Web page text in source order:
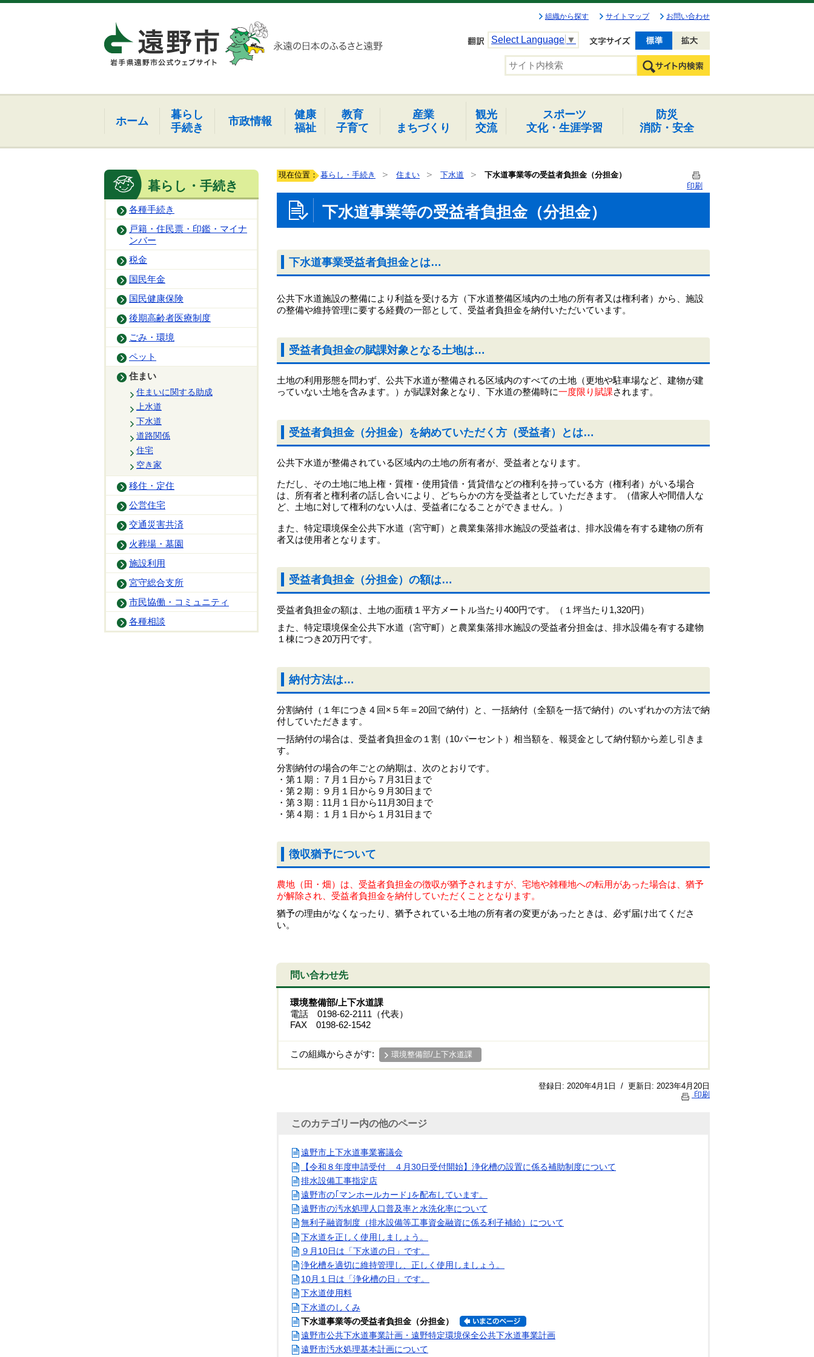
組織から探す サイトマップ お問い合わせ
Select Language ▼ 文字を小さく
ホーム
暮らし
手続き
市政情報
健康
福祉
教育
子育て
産業
まちづくり
観光
交流
スポーツ
文化・生涯学習
防災
消防・安全
暮らし・手続き
各種手続き
戸籍・住民票・印鑑・マイナ
ンバー
税金
国民年金
国民健康保険
後期高齢者医療制度
ごみ・環境
ペット
住まい
住まいに関する助成
上水道
下水道
道路関係
住宅
空き家
移住・定住
公営住宅
交通災害共済
火葬場・墓園
施設利用
宮守総合支所
市民協働・コミュニティ
各種相談
現在位置： 暮らし・手続き 住まい 下水道
下水道事業等の受益者負担金（分担金）
印刷
下水道事業等の受益者負担金（分担金）
下水道事業受益者負担金とは…
公共下水道施設の整備により利益を受ける方（下水道整備区域内の土地の所有者又は権利者）から、施設
の整備や維持管理に要する経費の一部として、受益者負担金を納付いただいています。
受益者負担金の賦課対象となる土地は…
土地の利用形態を問わず、公共下水道が整備される区域内のすべての土地（更地や駐車場など、建物が建
っていない土地を含みます。）が賦課対象となり、下水道の整備時に一度限り賦課されます。
受益者負担金（分担金）を納めていただく方（受益者）とは…
公共下水道が整備されている区域内の土地の所有者が、受益者となります。
ただし、その土地に地上権・質権・使用貸借・賃貸借などの権利を持っている方（権利者）がいる場合
は、所有者と権利者の話し合いにより、どちらかの方を受益者としていただきます。（借家人や間借人な
ど、土地に対して権利のない人は、受益者になることができません。）
また、特定環境保全公共下水道（宮守町）と農業集落排水施設の受益者は、排水設備を有する建物の所有
者又は使用者となります。
受益者負担金（分担金）の額は…
受益者負担金の額は、土地の面積１平方メートル当たり400円です。（１坪当たり1,320円）
また、特定環境保全公共下水道（宮守町）と農業集落排水施設の受益者分担金は、排水設備を有する建物
１棟につき20万円です。
納付方法は…
分割納付（１年につき４回×５年＝20回で納付）と、一括納付（全額を一括で納付）のいずれかの方法で納
付していただきます。
一括納付の場合は、受益者負担金の１割（10パーセント）相当額を、報奨金として納付額から差し引きま
す。
分割納付の場合の年ごとの納期は、次のとおりです。
・第１期：７月１日から７月31日まで
・第２期：９月１日から９月30日まで
・第３期：11月１日から11月30日まで
・第４期：１月１日から１月31日まで
徴収猶予について
農地（田・畑）は、受益者負担金の徴収が猶予されますが、宅地や雑種地への転用があった場合は、猶予
が解除され、受益者負担金を納付していただくこととなります。
猶予の理由がなくなったり、猶予されている土地の所有者の変更があったときは、必ず届け出てくださ
い。
問い合わせ先
環境整備部/上下水道課
電話 0198-62-2111（代表）
FAX 0198-62-1542
この組織からさがす: 環境整備部/上下水道課
登録日: 2020年4月1日 / 更新日: 2023年4月20日
印刷
このカテゴリー内の他のページ
遠野市上下水道事業審議会
【令和８年度申請受付 ４月30日受付開始】浄化槽の設置に係る補助制度について
排水設備工事指定店
遠野市の｢マンホールカード｣を配布しています。
遠野市の汚水処理人口普及率と水洗化率について
無利子融資制度（排水設備等工事資金融資に係る利子補給）について
下水道を正しく使用しましょう。
９月10日は「下水道の日」です。
浄化槽を適切に維持管理し、正しく使用しましょう。
10月１日は「浄化槽の日」です。
下水道使用料
下水道のしくみ
下水道事業等の受益者負担金（分担金）
遠野市公共下水道事業計画・遠野特定環境保全公共下水道事業計画
遠野市汚水処理基本計画について